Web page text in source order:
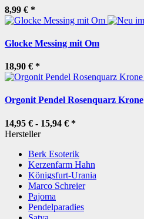
8,99 € *
Glocke Messing mit Om
18,90 € *
Orgonit Pendel Rosenquarz Krone
14,95 € - 15,94 € *
Hersteller
Berk Esoterik
Kerzenfarm Hahn
Königsfurt-Urania
Marco Schreier
Pajoma
Pendelparadies